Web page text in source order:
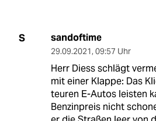
S sandoftime
29.09.2021, 09:57 Uhr
Herr Diess schlägt
mit einer Klappe: Das
teuren E-Autos leisten
Benzinpreis nicht